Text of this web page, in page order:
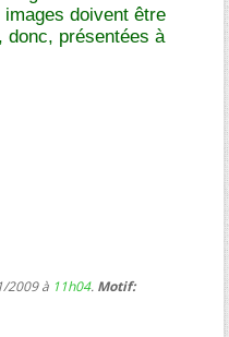
doivent être
donc, présentées à
2009 à 11h04. Motif: